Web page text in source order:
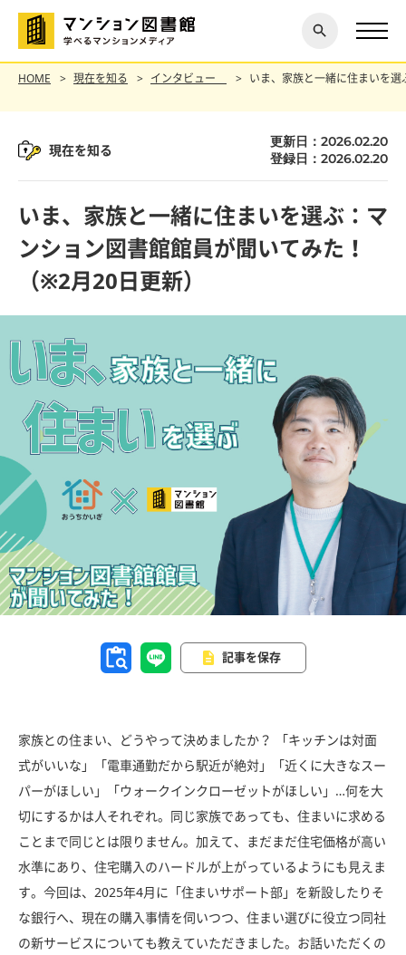
探す
閉じ
る
HOME 現在を知る インタビュー いま、家族と一緒に住まいを
現在を知る
更新日：2026.02.20
登録日：2026.02.20
いま、家族と一緒に住まいを選ぶ：マ
ンション図書館館員が聞いてみた！
（※2月20日更新）
記事を保存
家族との住まい、どうやって決めましたか？ 「キッチンは対面
式がいいな」「電車通勤だから駅近が絶対」「近くに大きなスー
パーがほしい」「ウォークインクローゼットがほしい」…何を大
切にするかは人それぞれ。同じ家族であっても、住まいに求める
ことまで同じとは限りません。加えて、まだまだ住宅価格が高い
水準にあり、住宅購入のハードルが上がっているようにも見えま
す。今回は、2025年4月に「住まいサポート部」を新設したりそ
な銀行へ、現在の購入事情を伺いつつ、住まい選びに役立つ同社
の新サービスについても教えていただきました。お話いただくの